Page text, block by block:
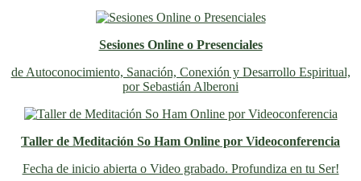
Sesiones Online o Presenciales
de Autoconocimiento, Sanación, Conexión y Desarrollo Espiritual,
por Sebastián Alberoni
Taller de Meditación So Ham Online por Videoconferencia
Fecha de inicio abierta o Video grabado. Profundiza en tu Ser!